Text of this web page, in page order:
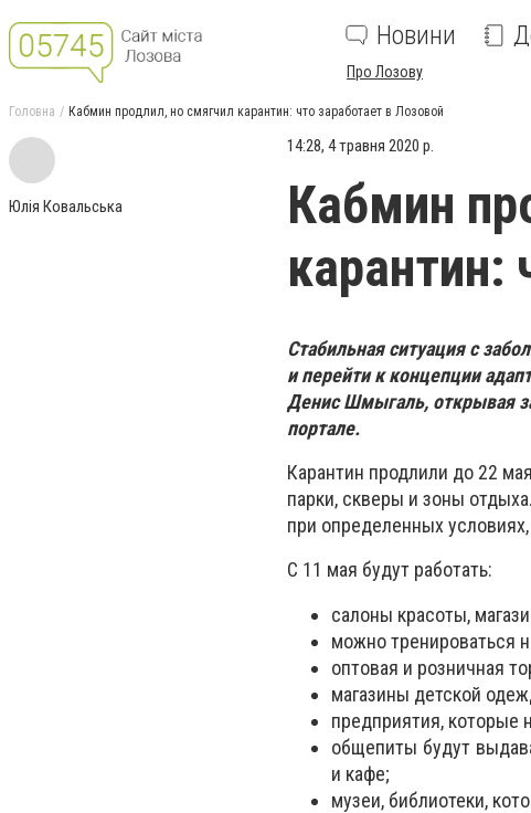
Новини
Про Лозову
Головна Кабмин продлил, но смягчил карантин: что заработает в Лозовой
Юлія Ковальська
14:28, 4 травня 2020 р.
Кабмин
карантин:
Стабильная ситуация с
и перейти к концепции
Денис Шмыгаль, открывая
портале.
Карантин продлили до 22
парки, скверы и зоны
при определенных
С 11 мая будут работать:
салоны красоты,
можно тренироваться
оптовая и розничная
магазины детской
предприятия, которые
общепиты будут
и кафе;
музеи, библиотеки,